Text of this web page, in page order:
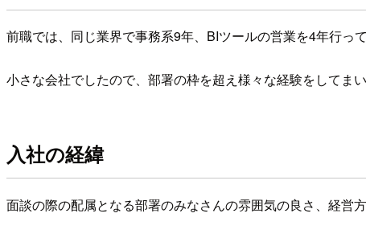
前職では、同じ業界で事務系9年、BIツールの営業を4年行って
小さな会社でしたので、部署の枠を超え様々な経験をしてまい
入社の経緯
面談の際の配属となる部署のみなさんの雰囲気の良さ、経営